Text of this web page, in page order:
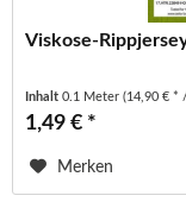
Viskose-
Inhalt0.1 Meter(14,90 € *
1,49 € *
Merken